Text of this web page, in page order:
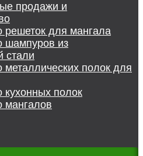
продажи и
решеток для мангала
шампуров из
стали
металлических полок для
кухонных полок
мангалов